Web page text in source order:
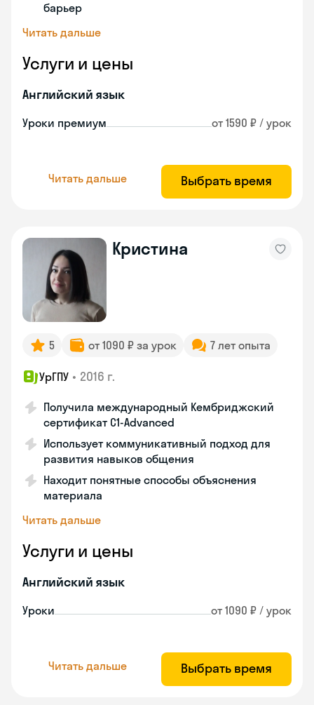
барьер
Читать дальше
Услуги и цены
Английский язык
Уроки премиум от 1590 ₽ / урок
Читать дальше Выбрать время
Кристина
5 от 1090 ₽ за урок 7 лет опыта
УрГПУ • 2016 г.
Получила международный Кембриджский
сертификат С1-Advanced
Использует коммуникативный подход для
развития навыков общения
Находит понятные способы объяснения
материала
Читать дальше
Услуги и цены
Английский язык
Уроки от 1090 ₽ / урок
Читать дальше Выбрать время